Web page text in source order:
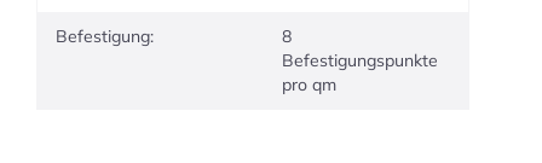
Befestigung:
8
Befestigungspunkte
pro qm